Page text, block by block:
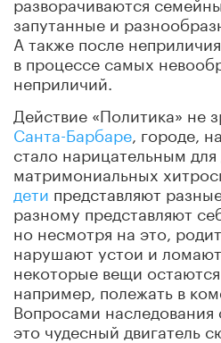
запутанные и
А также после
в процессе самых
неприличий.
Действие «Политика» не
Санта-Барбаре , городе,
стало нарицательным
матримониальных
дети представляют
разному представляют
но несмотря на это,
нарушают устои и
некоторые вещи
например, полежать в
Вопросами
это чудесный двигатель